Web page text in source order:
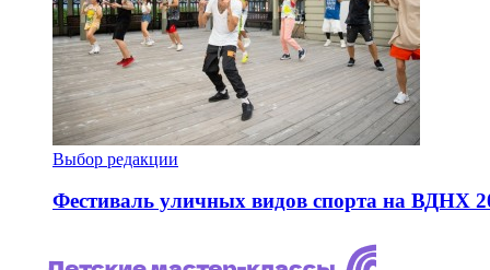
Выбор редакции
Фестиваль уличных видов спорта на ВДНХ